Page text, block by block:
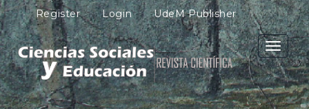
M
a
i
n
N
a
v
i
Register Login UdeM Publisher
Toggle